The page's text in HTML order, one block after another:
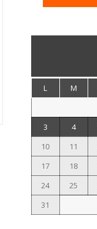
L M
3
4
10
11
17
18
24
25
31